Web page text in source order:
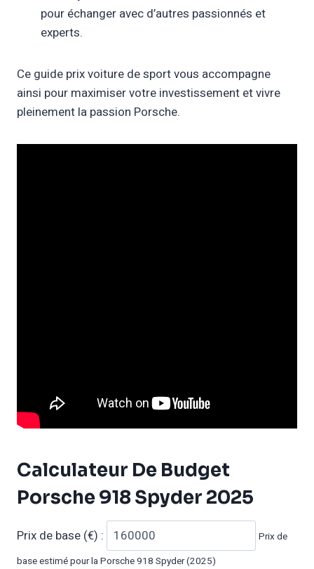
pour échanger avec d’autres passionnés et
experts.
Ce guide prix voiture de sport vous accompagne
ainsi pour maximiser votre investissement et vivre
pleinement la passion Porsche.
Calculateur De Budget
Porsche 918 Spyder 2025
Prix de base (€) :
Prix de
base estimé pour la Porsche 918 Spyder (2025)